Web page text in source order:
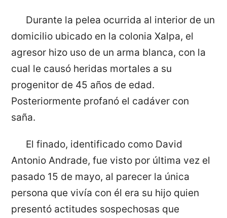
Durante la pelea ocurrida al interior de un
domicilio ubicado en la colonia Xalpa, el
agresor hizo uso de un arma blanca, con la
cual le causó heridas mortales a su
progenitor de 45 años de edad.
Posteriormente profanó el cadáver con
saña.
El finado, identificado como David
Antonio Andrade, fue visto por última vez el
pasado 15 de mayo, al parecer la única
persona que vivía con él era su hijo quien
presentó actitudes sospechosas que